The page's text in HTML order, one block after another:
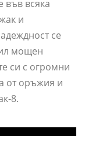
във всяка
и
се
мощен
си с огромни
от оръжия и
8.